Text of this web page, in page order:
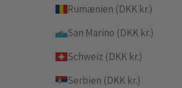
Rumænien (DKK kr.)
San Marino (DKK kr.)
Schweiz (DKK kr.)
Serbien (DKK kr.)